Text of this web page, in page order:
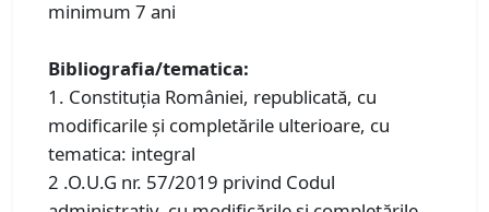
minimum 7 ani
Bibliografia/tematica:
1. Constituţia României, republicată, cu
modificarile și completările ulterioare, cu
tematica: integral
2 .O.U.G nr. 57/2019 privind Codul